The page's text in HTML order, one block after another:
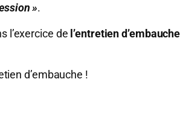
».
l’exercice de l’entretien d’embauche
d’embauche !